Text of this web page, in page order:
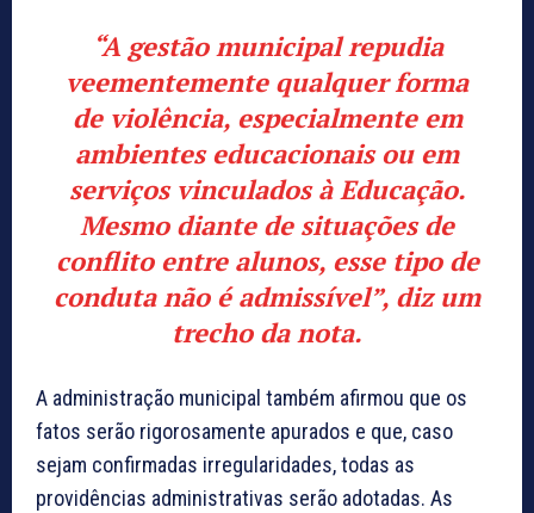
“A gestão municipal repudia
veementemente qualquer forma
de violência, especialmente em
ambientes educacionais ou em
serviços vinculados à Educação.
Mesmo diante de situações de
conflito entre alunos, esse tipo de
conduta não é admissível”, diz um
trecho da nota.
A administração municipal também afirmou que os
fatos serão rigorosamente apurados e que, caso
sejam confirmadas irregularidades, todas as
providências administrativas serão adotadas. As